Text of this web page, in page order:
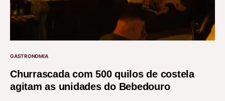
GASTRONOMIA
Churrascada com 500 quilos de costela
agitam as unidades do Bebedouro